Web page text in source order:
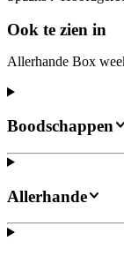
Ook te zien in
Allerhande Box
Boodschappen
Allerhande